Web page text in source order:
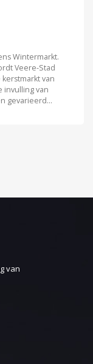
Wintermarkt.
Veere-Stad
van
invulling van
gevarieerd...
van